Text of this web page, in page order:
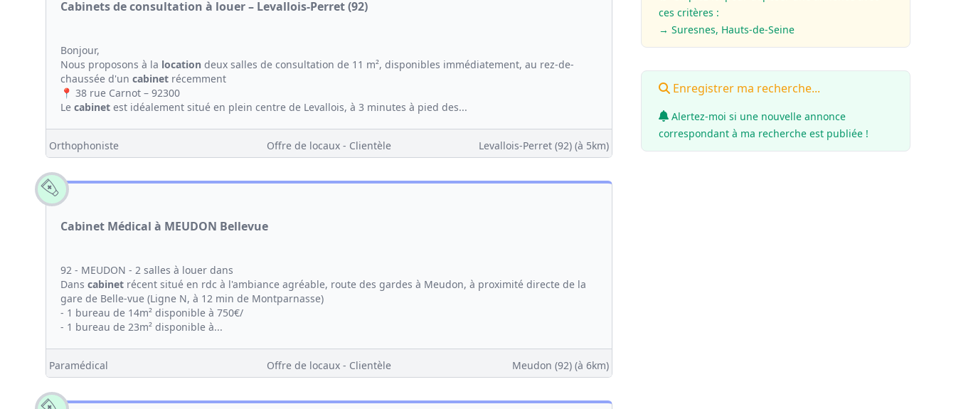
Cabinets de consultation à louer – Levallois-Perret (92)
Bonjour,
Nous proposons à la location deux salles de consultation de 11 m², disponibles immédiatement, au rez-de-
chaussée d'un cabinet récemment
📍 38 rue Carnot – 92300
Le cabinet est idéalement situé en plein centre de Levallois, à 3 minutes à pied des...
Orthophoniste Offre de locaux - Clientèle Levallois-Perret (92)(à 5km)
Cabinet Médical à MEUDON Bellevue
92 - MEUDON - 2 salles à louer dans
Dans cabinet récent situé en rdc à l'ambiance agréable, route des gardes à Meudon, à proximité directe de la
gare de Belle-vue (Ligne N, à 12 min de Montparnasse)
- 1 bureau de 14m² disponible à 750€/
- 1 bureau de 23m² disponible à...
Paramédical Offre de locaux - Clientèle Meudon (92)(à 6km)
ces critères :
→ Suresnes, Hauts-de-Seine
Enregistrer ma recherche...
Alertez-moi si une nouvelle annonce
correspondant à ma recherche est publiée !